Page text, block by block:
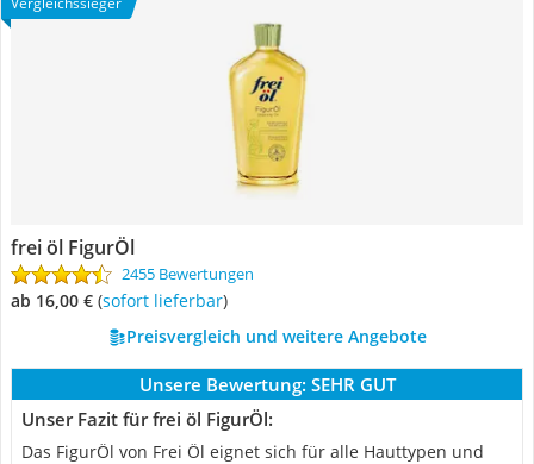
frei öl FigurÖl
2455 Bewertungen
ab 16,00 € ( Sofort lieferbar)
Preisvergleich und weitere Angebote
Unsere Bewertung: SEHR GUT
Unser Fazit für frei öl FigurÖl:
Das FigurÖl von Frei Öl eignet sich für alle Hauttypen und